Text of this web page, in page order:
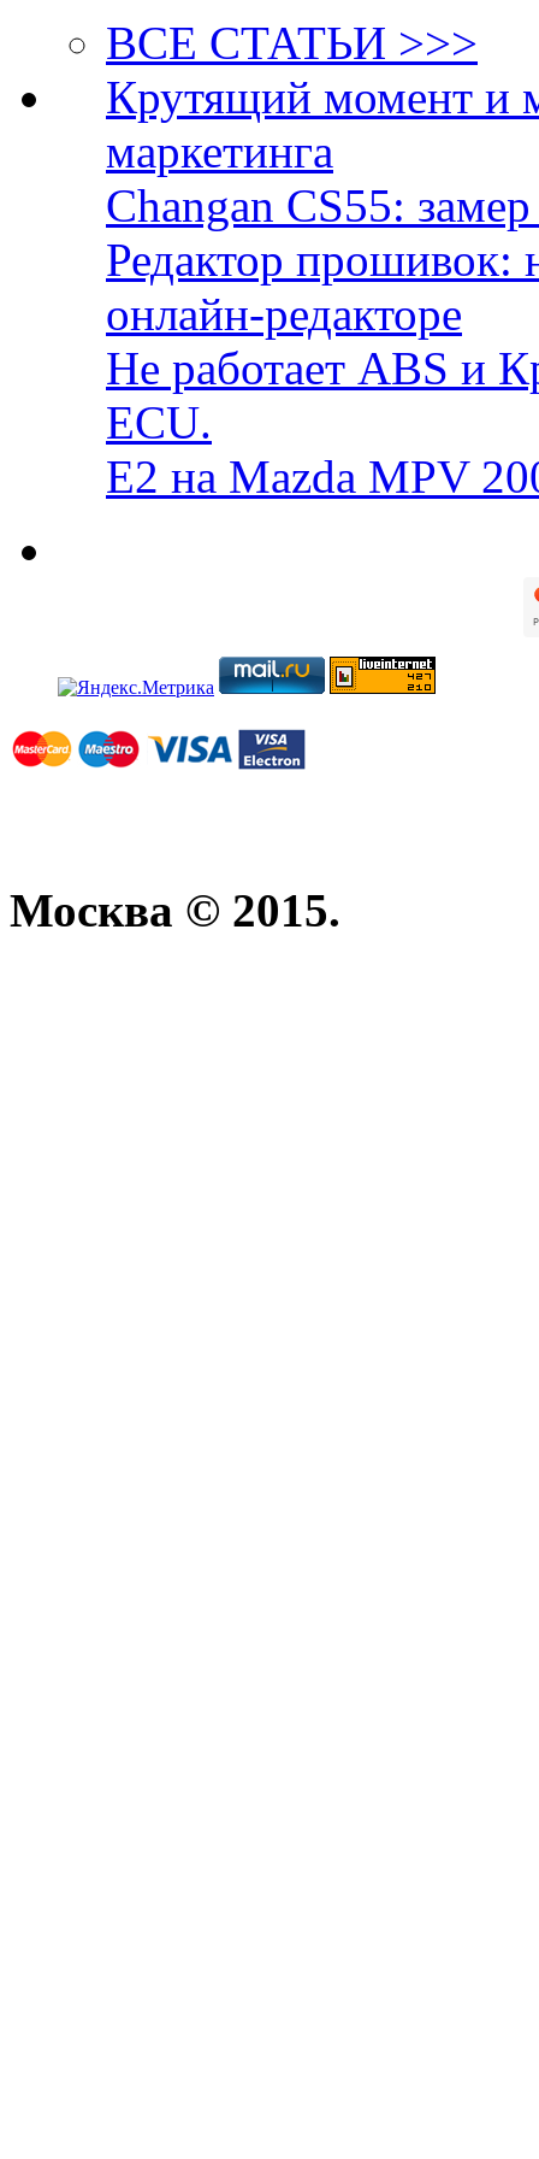
ВСЕ СТАТЬИ >>>
Крутящий момент и
маркетинга
Changan CS55:
Редактор прошивок:
онлайн-редакторе
Не работает ABS и
ECU.
E2 на Mazda MPV
Москва © 2015.